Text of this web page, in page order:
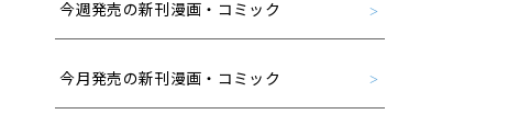
今週発売の新刊漫画・コミック
今月発売の新刊漫画・コミック